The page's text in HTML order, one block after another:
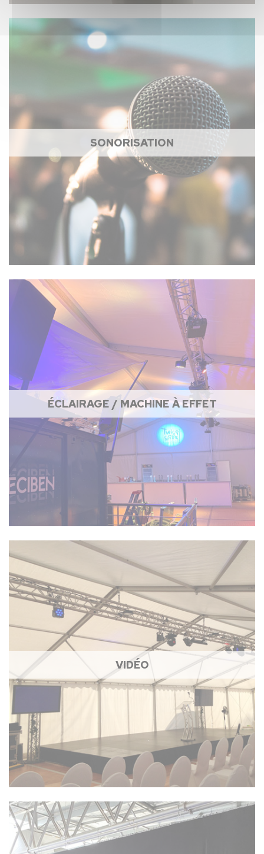
SONORISATION
ÉCLAIRAGE / MACHINE À EFFET
VIDÉO